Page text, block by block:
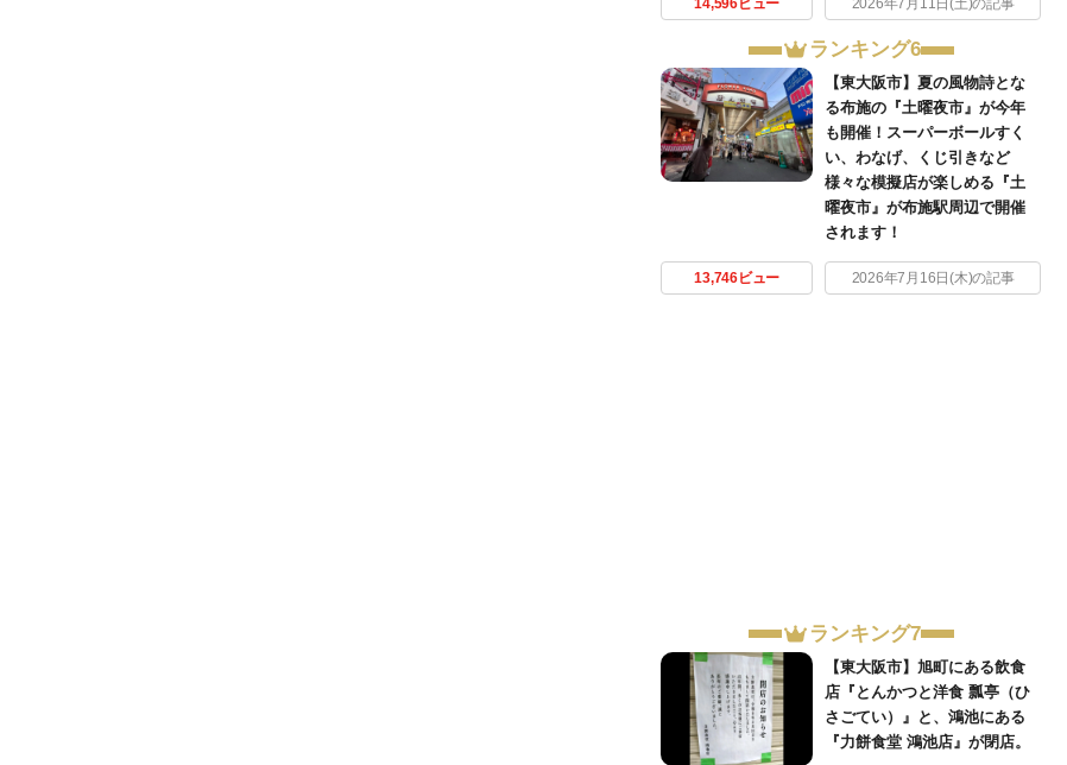
ランキング6
【東大阪市】夏の風物詩とな
る布施の『土曜夜市』が今年
も開催！スーパーボールすく
い、わなげ、くじ引きなど
様々な模擬店が楽しめる『土
曜夜市』が布施駅周辺で開催
されます！
13,746ビュー 2026年7月16日(木)の記事
ランキング7
【東大阪市】旭町にある飲食
店『とんかつと洋食 瓢亭（ひ
さごてい）』と、鴻池にある
『力餅食堂 鴻池店』が閉店。